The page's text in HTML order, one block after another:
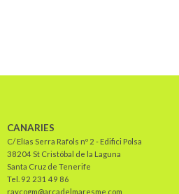
CANARIES
C/ Elías Serra Rafols nº 2 - Edifici Polsa
38204 St Cristóbal de la Laguna
Santa Cruz de Tenerife
Tel. 92 231 49 86
raycogm@arcadelmaresme.com